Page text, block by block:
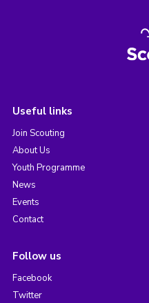
Useful links
Join Scouting
About Us
Youth Programme
News
Events
Contact
Follow us
Facebook
Twitter